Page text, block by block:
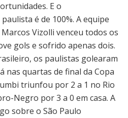
E o
é de 100%. A equipe
Vizolli venceu todos os
gols e sofrido apenas dois.
os paulistas golearam
nas quartas de final da Copa
triunfou por 2 a 1 no Rio
Negro por 3 a 0 em casa. A
sobre o São Paulo